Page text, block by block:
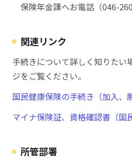
保険年金課へお電話（046-
関連リンク
手続きについて詳しく知りたい
ジをご覧ください。
国民健康保険の手続き（加入、
マイナ保険証、資格確認書（国
所管部署